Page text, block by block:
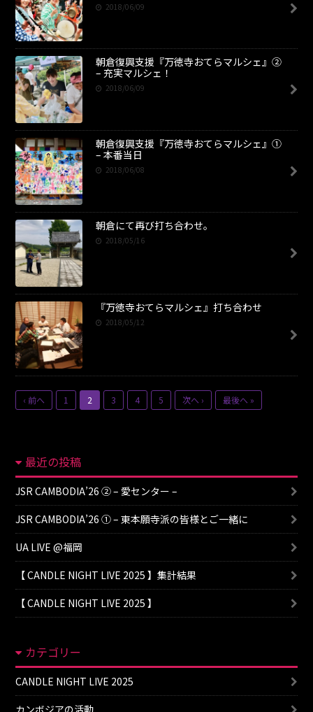
2018/06/09
朝倉復興支援『万徳寺おてらマルシェ』②
– 充実マルシェ！
2018/06/09
朝倉復興支援『万徳寺おてらマルシェ』①
– 本番当日
2018/06/08
朝倉にて再び打ち合わせ。
2018/05/16
『万徳寺おてらマルシェ』打ち合わせ
2018/05/12
‹ 前へ 1 2 3 4 5 次へ › 最後へ »
最近の投稿
JSR CAMBODIA’26 ② – 愛センター –
JSR CAMBODIA’26 ① – 東本願寺派の皆様とご一緒に
UA LIVE @福岡
【 CANDLE NIGHT LIVE 2025 】集計結果
【 CANDLE NIGHT LIVE 2025 】
カテゴリー
CANDLE NIGHT LIVE 2025
カンボジアの活動